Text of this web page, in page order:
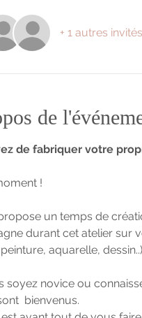
+ 1 autres invités
de
de fabriquer votre
!
un temps de
durant cet atelier sur
aquarelle,
soyez novice ou
bienvenus.